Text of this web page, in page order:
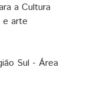
a Cultura
e arte
Sul - Área